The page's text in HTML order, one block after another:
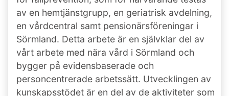
av en hemtjänstgrupp, en geriatrisk avdelning,
en vårdcentral samt pensionärsföreningar i
Sörmland. Detta arbete är en självklar del av
vårt arbete med nära vård i Sörmland och
bygger på evidensbaserade och
personcentrerade arbetssätt. Utvecklingen av
kunskapsstödet är en del av de aktiviteter som